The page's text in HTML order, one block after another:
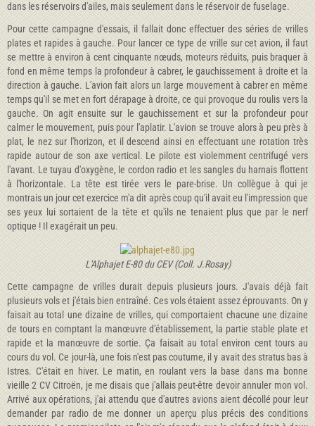
dans les réservoirs d'ailes, mais seulement dans le réservoir de fuselage.
Pour cette campagne d'essais, il fallait donc effectuer des séries de vrilles
plates et rapides à gauche. Pour lancer ce type de vrille sur cet avion, il faut
se mettre à environ à cent cinquante nœuds, moteurs réduits, puis braquer à
fond en même temps la profondeur à cabrer, le gauchissement à droite et la
direction à gauche. L'avion fait alors un large mouvement à cabrer en même
temps qu'il se met en fort dérapage à droite, ce qui provoque du roulis vers la
gauche. On agit ensuite sur le gauchissement et sur la profondeur pour
calmer le mouvement, puis pour l'aplatir. L'avion se trouve alors à peu près à
plat, le nez sur l'horizon, et il descend ainsi en effectuant une rotation très
rapide autour de son axe vertical. Le pilote est violemment centrifugé vers
l'avant. Le tuyau d'oxygène, le cordon radio et les sangles du harnais flottent
à l'hori­zontale. La tête est tirée vers le pare-brise. Un collègue à qui je
montrais un jour cet exercice m'a dit après coup qu'il avait eu l'impression que
ses yeux lui sortaient de la tête et qu'ils ne tenaient plus que par le nerf
optique ! Il exagérait un peu.
L'Alphajet E-80 du CEV (Coll. J.Rosay)
Cette campagne de vrilles durait depuis plusieurs jours. J'avais déjà fait
plusieurs vols et j'étais bien entraîné. Ces vols étaient assez éprouvants. On y
faisait au total une dizaine de vrilles, qui comportaient chacune une dizaine
de tours en comptant la manœuvre d'établissement, la partie stable plate et
rapide et la manœuvre de sortie. Ça faisait au total environ cent tours au
cours du vol. Ce jour-là, une fois n'est pas coutume, il y avait des stratus bas à
Istres. C'était en hiver. Le matin, en roulant vers la base dans ma bonne
vieille 2 CV Citroën, je me disais que j'allais peut-être devoir annuler mon vol.
Arrivé aux opérations, j'ai attendu que d'autres avions aient décollé pour leur
demander par radio de me donner un aperçu plus précis des conditions